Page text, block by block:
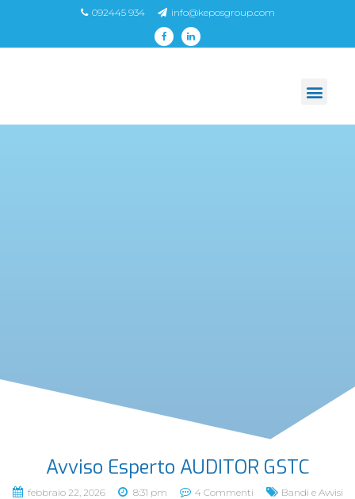
092445 934 info@keposgroup.com
Avviso Esperto AUDITOR GSTC
febbraio 22, 2026 8:31 pm 4 Commenti Bandi e Avvisi